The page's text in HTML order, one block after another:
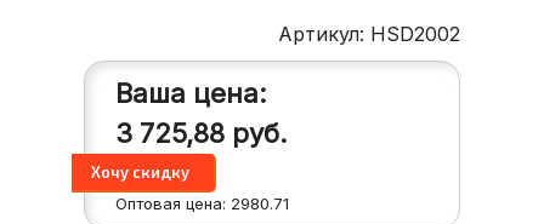
Артикул: HSD2002
Ваша цена:
3 725,88 руб.
Оптовая цена: 2980.71